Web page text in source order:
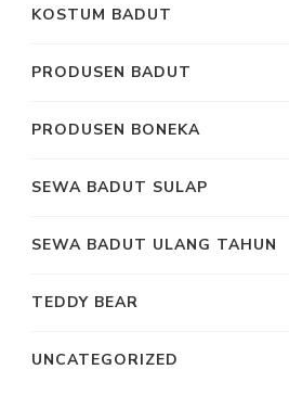
KOSTUM BADUT
PRODUSEN BADUT
PRODUSEN BONEKA
SEWA BADUT SULAP
SEWA BADUT ULANG TAHUN
TEDDY BEAR
UNCATEGORIZED